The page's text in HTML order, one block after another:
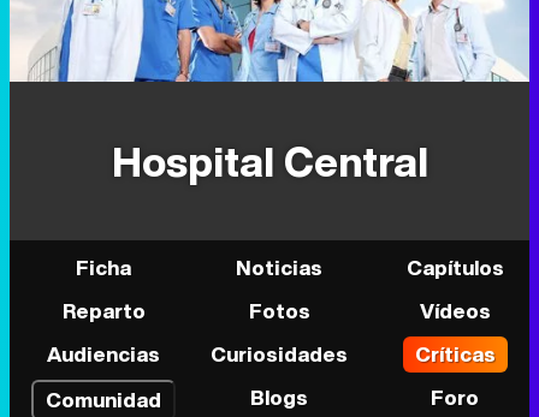
Hospital Central
Ficha Noticias
Capítulos
Reparto
Fotos
Vídeos
Audiencias
Curiosidades
Críticas
Comunidad
Blogs Foro